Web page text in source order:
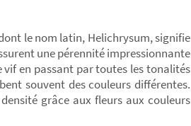
le nom latin, Helichrysum, signifie
une pérennité impressionnante
en passant par toutes les tonalités
souvent des couleurs différentes.
grâce aux fleurs aux couleurs